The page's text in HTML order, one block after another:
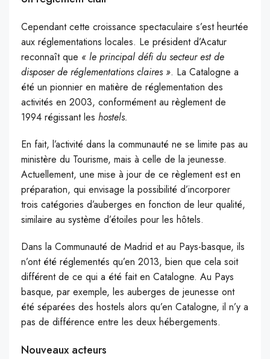
Cependant cette croissance spectaculaire s’est heurtée
aux réglementations locales. Le président d’Acatur
reconnaît que « le principal défi du secteur est de
disposer de réglementations claires ». La Catalogne a
été un pionnier en matière de réglementation des
activités en 2003, conformément au règlement de
1994 régissant les hostels.
En fait, l’activité dans la communauté ne se limite pas au
ministère du Tourisme, mais à celle de la jeunesse.
Actuellement, une mise à jour de ce règlement est en
préparation, qui envisage la possibilité d’incorporer
trois catégories d’auberges en fonction de leur qualité,
similaire au système d’étoiles pour les hôtels.
Dans la Communauté de Madrid et au Pays-basque, ils
n’ont été réglementés qu’en 2013, bien que cela soit
différent de ce qui a été fait en Catalogne. Au Pays
basque, par exemple, les auberges de jeunesse ont
été séparées des hostels alors qu’en Catalogne, il n’y a
pas de différence entre les deux hébergements.
Nouveaux acteurs